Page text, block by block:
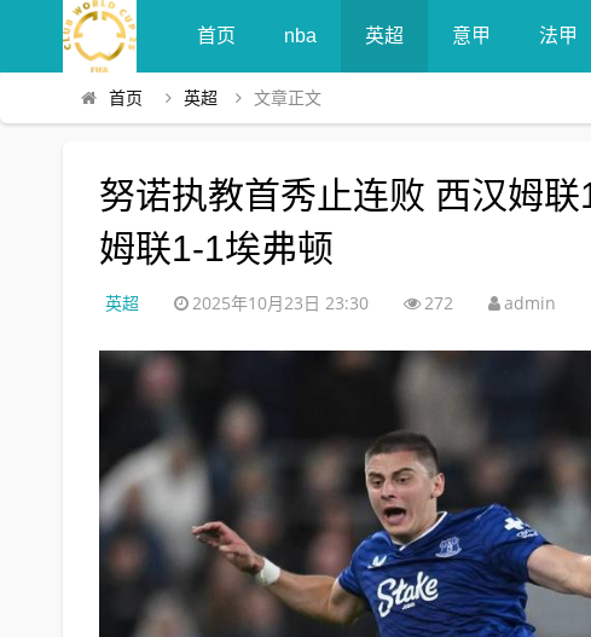
首页 nba 英超 意甲 法甲
首页 英超 文章正文
努诺执教首秀止连败 西汉姆
姆联1-1埃弗顿
英超 2025年10月23日 23:30 272 admin